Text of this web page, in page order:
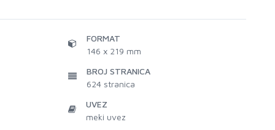
FORMAT
146 x 219 mm
BROJ STRANICA
624 stranica
UVEZ
meki uvez